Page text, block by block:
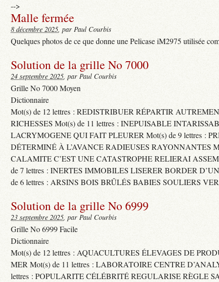
-->
Malle fermée
8 décembre 2025, par Paul Courbis
Quelques photos de ce que donne une Pelicase iM2975 utilisée
Solution de la grille No 7000
24 septembre 2025, par Paul Courbis
Grille No 7000 Moyen
Dictionnaire
Mot(s) de 12 lettres : REDISTRIBUER RÉPARTIR
RICHESSES Mot(s) de 11 lettres : INEPUISABLE
LACRYMOGENE QUI FAIT PLEURER Mot(s) de 9 lettres :
DÉTERMINÉ À L’AVANCE RADIEUSES RAYONNANTES
CALAMITE C’EST UNE CATASTROPHE RELIERAI
de 7 lettres : INERTES IMMOBILES LISERER BORDER
de 6 lettres : ARSINS BOIS BRÛLÉS BABIES SOULIERS
Solution de la grille No 6999
23 septembre 2025, par Paul Courbis
Grille No 6999 Facile
Dictionnaire
Mot(s) de 12 lettres : AQUACULTURES ÉLEVAGES DE
MER Mot(s) de 11 lettres : LABORATOIRE CENTRE
lettres : POPULARITE CÉLÉBRITÉ REGULARISE RÈGLE